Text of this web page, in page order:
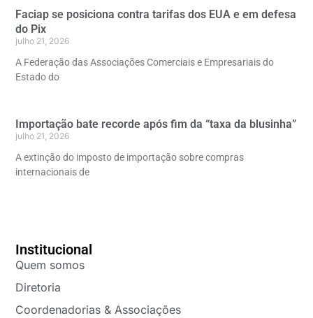
Faciap se posiciona contra tarifas dos EUA e em defesa
do Pix
julho 21, 2026
A Federação das Associações Comerciais e Empresariais do
Estado do
Importação bate recorde após fim da “taxa da blusinha”
julho 21, 2026
A extinção do imposto de importação sobre compras
internacionais de
Institucional
Quem somos
Diretoria
Coordenadorias & Associações